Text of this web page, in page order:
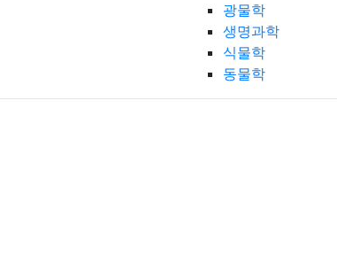
광물학
생명과학
식물학
동물학